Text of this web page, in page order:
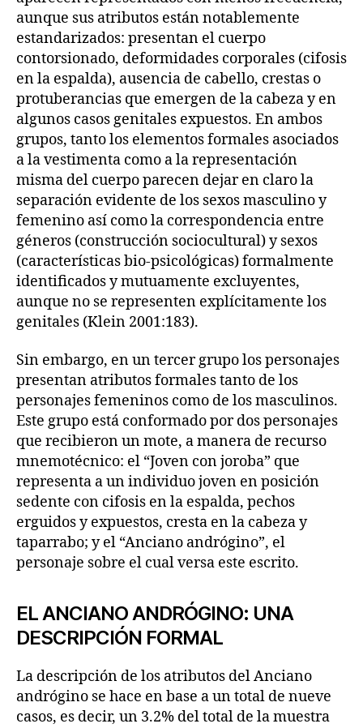
aunque sus atributos están notablemente
estandarizados: presentan el cuerpo
contorsionado, deformidades corporales (cifosis
en la espalda), ausencia de cabello, crestas o
protuberancias que emergen de la cabeza y en
algunos casos genitales expuestos. En ambos
grupos, tanto los elementos formales asociados
a la vestimenta como a la representación
misma del cuerpo parecen dejar en claro la
separación evidente de los sexos masculino y
femenino así como la correspondencia entre
géneros (construcción sociocultural) y sexos
(características bio-psicológicas) formalmente
identificados y mutuamente excluyentes,
aunque no se representen explícitamente los
genitales (Klein 2001:183).
Sin embargo, en un tercer grupo los personajes
presentan atributos formales tanto de los
personajes femeninos como de los masculinos.
Este grupo está conformado por dos personajes
que recibieron un mote, a manera de recurso
mnemotécnico: el “Joven con joroba” que
representa a un individuo joven en posición
sedente con cifosis en la espalda, pechos
erguidos y expuestos, cresta en la cabeza y
taparrabo; y el “Anciano andrógino”, el
personaje sobre el cual versa este escrito.
EL ANCIANO ANDRÓGINO: UNA
DESCRIPCIÓN FORMAL
La descripción de los atributos del Anciano
andrógino se hace en base a un total de nueve
casos, es decir, un 3.2% del total de la muestra